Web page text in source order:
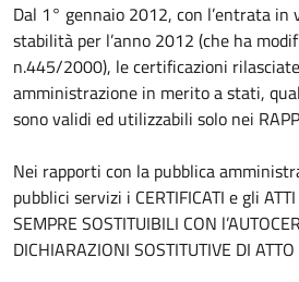
Dal 1° gennaio 2012, con l’entrata in
stabilità per l’anno 2012 (che ha
n.445/2000), le certificazioni
amministrazione in merito a stati,
sono validi ed utilizzabili solo nei
Nei rapporti con la pubblica
pubblici servizi i CERTIFICATI e gli ATTI
SEMPRE SOSTITUIBILI CON
DICHIARAZIONI SOSTITUTIVE DI ATTO